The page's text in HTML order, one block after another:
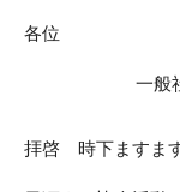
各位
一般
拝啓 時下ますま